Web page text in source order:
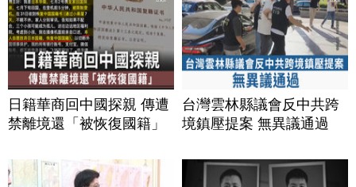
日籍華商回中國探親 傳遭
禁離境還「被恢復國籍」
台灣雲林縣議會反中共跨
境鎮壓提案 無異議通過